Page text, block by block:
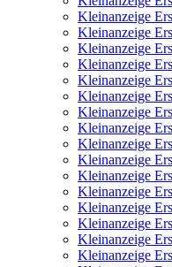
Kleinanzeige
Kleinanzeige
Kleinanzeige
Kleinanzeige
Kleinanzeige
Kleinanzeige
Kleinanzeige
Kleinanzeige
Kleinanzeige
Kleinanzeige
Kleinanzeige
Kleinanzeige
Kleinanzeige
Kleinanzeige
Kleinanzeige
Kleinanzeige